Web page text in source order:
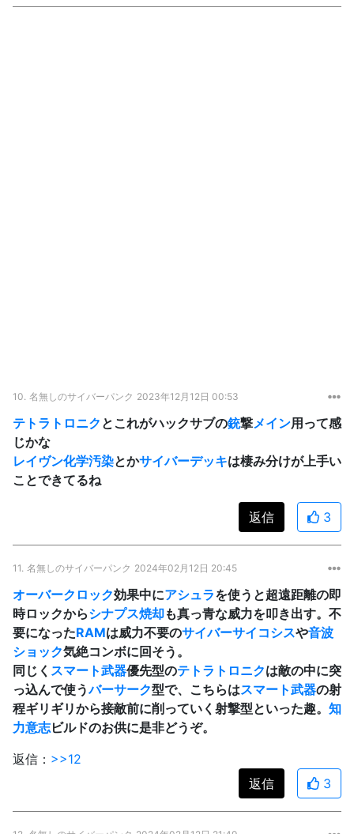
10. 名無しのサイバーパンク 2023年12月12日 00:53
テトラトロニク とこれがハックサブの銃撃メイン用って感
じかな
レイヴン化学汚染とかサイバーデッキは棲み分けが上手い
ことできてるね
返信 3
11. 名無しのサイバーパンク 2024年02月12日 20:45
オーバークロック効果中にアシュラを使うと超遠距離の即
時ロックからシナプス焼却も真っ青な威力を叩き出す。不
要になったRAMは威力不要のサイバーサイコシスや音波
ショック気絶コンボに回そう。
同じく スマート武器優先型のテトラトロニクは敵の中に突
っ込んで使うバーサーク型で、こちらはスマート武器の射
程ギリギリから接敵前に削っていく射撃型といった趣。 知
力意志ビルドのお供に是非どうぞ。
返信： >>12
返信
3